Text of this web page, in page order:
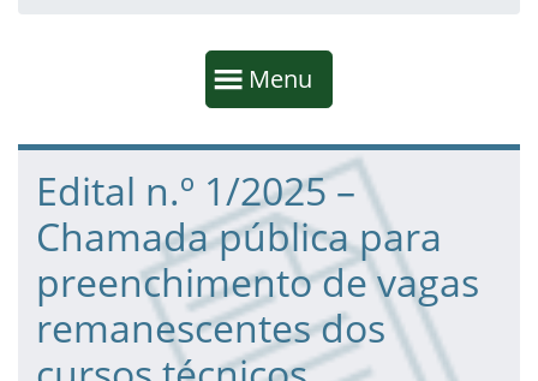
Mostrar
Menu
Fim da navegação
Início do conteúdo
Edital n.º 1/2025 –
Chamada pública para
preenchimento de vagas
remanescentes dos